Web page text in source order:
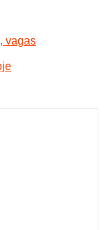
vagas